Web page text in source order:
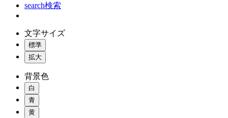
search検索
文字サイズ
標準
拡大
背景色
白
青
黄